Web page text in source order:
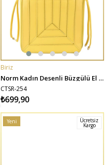
SEPETE EKLE
Biriz
Norm Kadın Desenli Büzgülü El ve Omuz Çantası - Sarı
CTSR-254
₺699,90
Yeni
Ücretsiz
Kargo